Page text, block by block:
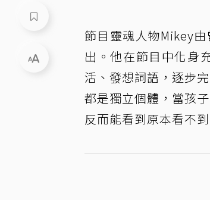
節目靈魂人物Mikey
出。他在節目中化身
活、發想詞語，逐步
都是獨立個體，當孩
反而能看到原本看不